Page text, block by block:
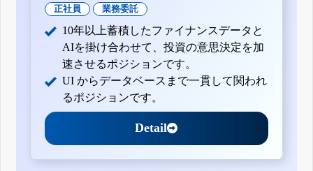
自己株券買付状況報告書(法24条の6第1項に基づくもの)
自己株券買付状況報告書(法24条の6第1項に基づくもの)
自己株券買付状況報告書(法24条の6第1項に基づくもの)
自己株券買付状況報告書(法24条の6第1項に基づくもの)
自己株券買付状況報告書(法24条の6第1項に基づくもの)
自己株券買付状況報告書(法24条の6第1項に基づくもの)
自己株券買付状況報告書(法24条の6第1項に基づくもの)
自己株券買付状況報告書(法24条の6第1項に基づくもの)
自己株券買付状況報告書(法24条の6第1項に基づくもの)
正社員 業務委託
10年以上蓄積したファイナンスデータと
AIを掛け合わせて、投資の意思決定を加
速させるポジションです。
UI からデータベースまで一貫して関われ
るポジションです。
Detail